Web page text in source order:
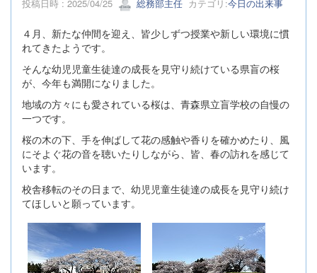
投稿日時 : 2025/04/25 総務部主任 カテゴリ:今日の出来事
４月、新たな仲間を迎え、皆少しずつ授業や新しい環境に慣
れてきたようです。
そんな幼児児童生徒達の成長を見守り続けている県盲の桜
が、今年も満開になりました。
地域の方々にも愛されている桜は、青森県立盲学校の自慢の
一つです。
桜の木の下、手を伸ばして花の感触や香りを確かめたり、風
にそよぐ花の音を聴いたりしながら、皆、春の訪れを感じて
います。
校舎移転のその日まで、幼児児童生徒達の成長を見守り続け
てほしいと願っています。